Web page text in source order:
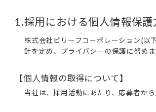
1.採用における個人情報保
株式会社ビリーフコーポレーション(以
針を定め、プライバシーの保護に努めま
【個人情報の取得について】
当社は、採用活動にあたり、応募者か